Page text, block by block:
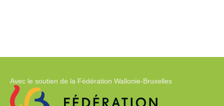
Avec le soutien de la Fédération Wallonie-Bruxelles